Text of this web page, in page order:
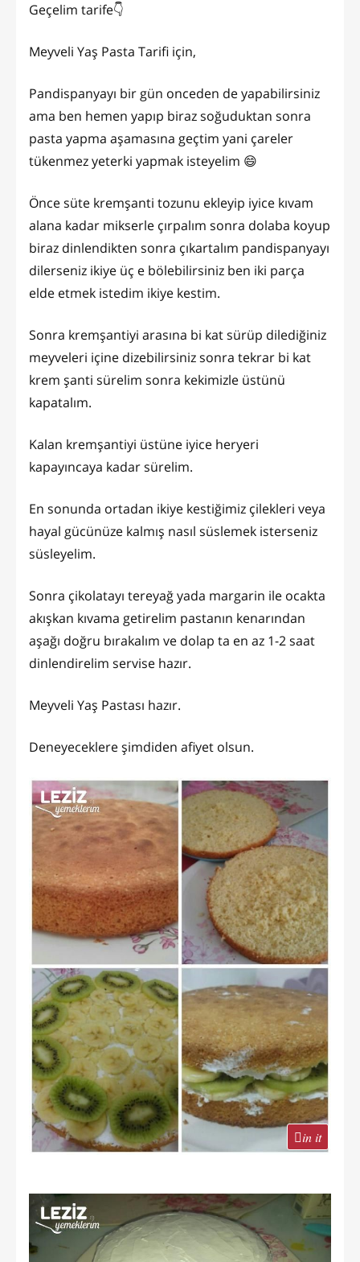
Geçelim tarife👇
Meyveli Yaş Pasta Tarifi için,
Pandispanyayı bir gün onceden de yapabilirsiniz
ama ben hemen yapıp biraz soğuduktan sonra
pasta yapma aşamasına geçtim yani çareler
tükenmez yeterki yapmak isteyelim 😄
Önce süte kremşanti tozunu ekleyip iyice kıvam
alana kadar mikserle çırpalım sonra dolaba koyup
biraz dinlendikten sonra çıkartalım pandispanyayı
dilerseniz ikiye üç e bölebilirsiniz ben iki parça
elde etmek istedim ikiye kestim.
Sonra kremşantiyi arasına bi kat sürüp dilediğiniz
meyveleri içine dizebilirsiniz sonra tekrar bi kat
krem şanti sürelim sonra kekimizle üstünü
kapatalım.
Kalan kremşantiyi üstüne iyice heryeri
kapayıncaya kadar sürelim.
En sonunda ortadan ikiye kestiğimiz çilekleri veya
hayal gücünüze kalmış nasıl süslemek isterseniz
süsleyelim.
Sonra çikolatayı tereyağ yada margarin ile ocakta
akışkan kıvama getirelim pastanın kenarından
aşağı doğru bırakalım ve dolap ta en az 1-2 saat
dinlendirelim servise hazır.
Meyveli Yaş Pastası hazır.
Deneyeceklere şimdiden afiyet olsun.
in it